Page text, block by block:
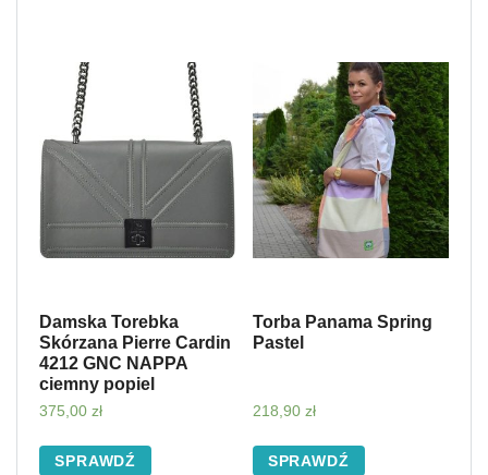
Damska Torebka
Skórzana Pierre Cardin
4212 GNC NAPPA
ciemny popiel
375,00 zł
SPRAWDŹ
Torba Panama Spring
Pastel
218,90 zł
SPRAWDŹ